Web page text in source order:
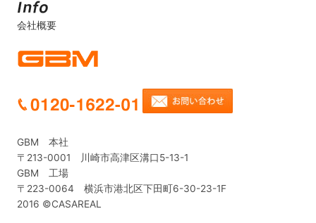
会社概要
GBM 本社
〒213-0001 川崎市高津区溝口5-13-1
GBM 工場
〒223-0064 横浜市港北区下田町6-30-23-1F
2016 ©CASAREAL